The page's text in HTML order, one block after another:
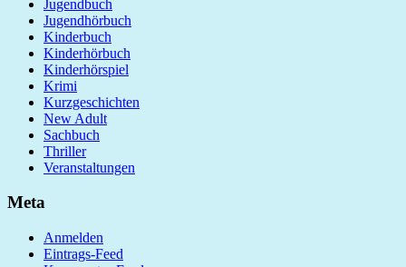
Jugendbuch
Jugendhörbuch
Kinderbuch
Kinderhörbuch
Kinderhörspiel
Krimi
Kurzgeschichten
New Adult
Sachbuch
Thriller
Veranstaltungen
Meta
Anmelden
Eintrags-Feed